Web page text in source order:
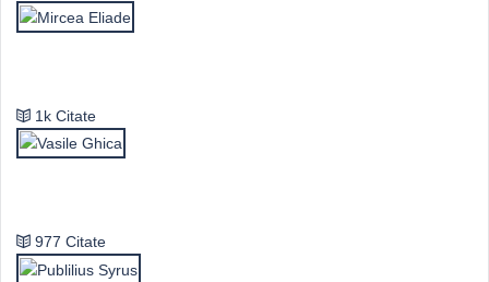
1k Citate
977 Citate